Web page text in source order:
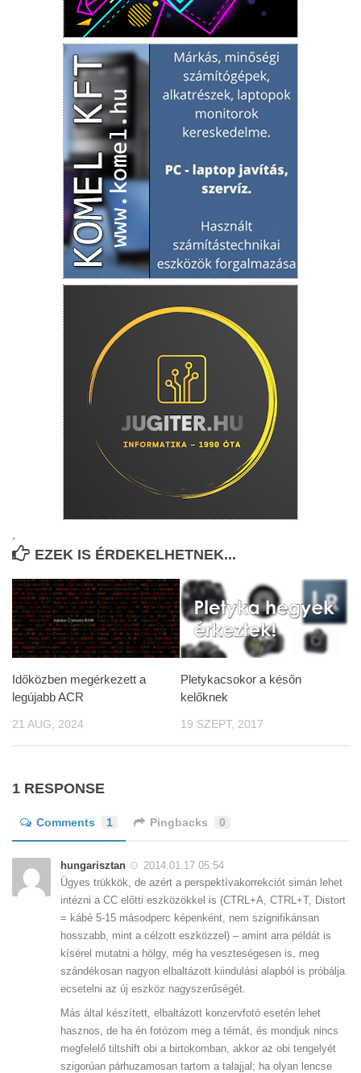
.
EZEK IS ÉRDEKELHETNEK...
Időközben megérkezett a
legújabb ACR
21 AUG, 2024
Pletykacsokor a későn
kelőknek
19 SZEPT, 2017
1 RESPONSE
Comments 1 Pingbacks 0
hungarisztan
2014.01.17 05:54
Ügyes trükkök, de azért a perspektívakorrekciót simán lehet
intézni a CC előtti eszközökkel is (CTRL+A, CTRL+T, Distort
= kábé 5-15 másodperc képenként, nem szignifikánsan
hosszabb, mint a célzott eszközzel) – amint arra példát is
kísérel mutatni a hölgy, még ha veszteségesen is, meg
szándékosan nagyon elbaltázott kiindulási alapból is próbálja
ecsetelni az új eszköz nagyszerűségét.
Más által készített, elbaltázott konzervfotó esetén lehet
hasznos, de ha én fotózom meg a témát, és mondjuk nincs
megfelelő tiltshift obi a birtokomban, akkor az obi tengelyét
szigorúan párhuzamosan tartom a talajjal; ha olyan lencse